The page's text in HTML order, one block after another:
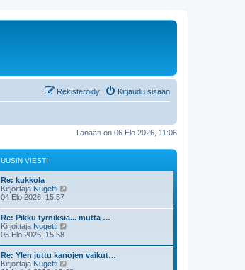
Kirjaudu sisään
Rekisteröidy
Tänään on 06 Elo 2026, 11:06
UUSIN VIESTI
Re: kukkola
Kirjoittaja Nugetti
t
ä
s
i
04 Elo 2026, 15:57
Re: Pikku tyrniksiä... mutta …
Kirjoittaja Nugetti
ä
u
05 Elo 2026, 15:58
Re: Ylen juttu kanojen vaikut…
Kirjoittaja Nugetti